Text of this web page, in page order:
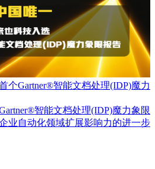
个Gartner®智能文档处理(IDP)魔力
智能文档处理(IDP)魔力象限
业自动化领域扩展影响力的进一步